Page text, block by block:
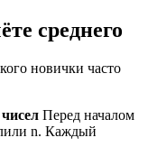
среднего
новички часто
Перед началом
n. Каждый